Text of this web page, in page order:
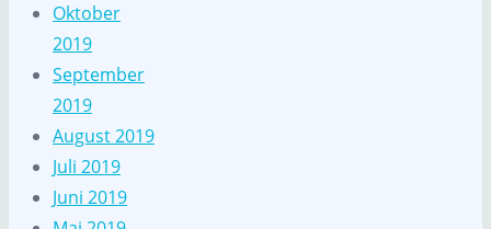
Oktober
2019
September
2019
August 2019
Juli 2019
Juni 2019